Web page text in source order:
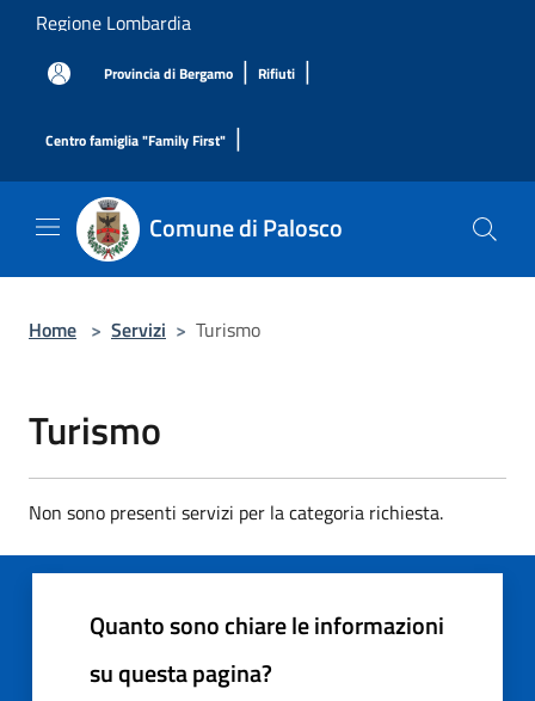
Salta al contenuto principale
Regione Lombardia
Provincia di Bergamo | Rifiuti |
Centro famiglia "Family First" |
Comune di Palosco
Home > Servizi > Turismo
Turismo
Non sono presenti servizi per la categoria richiesta.
Quanto sono chiare le informazioni
su questa pagina?